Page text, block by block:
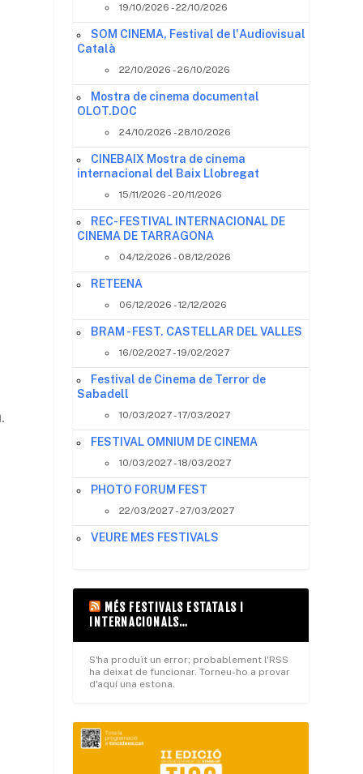
19/10/2026 - 22/10/2026
SOM CINEMA, Festival de l'Audiovisual
Català
22/10/2026 - 26/10/2026
Mostra de cinema documental
OLOT.DOC
24/10/2026 - 28/10/2026
CINEBAIX Mostra de cinema
internacional del Baix Llobregat
15/11/2026 - 20/11/2026
REC- FESTIVAL INTERNACIONAL DE
CINEMA DE TARRAGONA
04/12/2026 - 08/12/2026
RETEENA
06/12/2026 - 12/12/2026
BRAM - FEST. CASTELLAR DEL VALLES
16/02/2027 - 19/02/2027
Festival de Cinema de Terror de
Sabadell
10/03/2027 - 17/03/2027
FESTIVAL OMNIUM DE CINEMA
10/03/2027 - 18/03/2027
PHOTO FORUM FEST
22/03/2027 - 27/03/2027
VEURE MES FESTIVALS
MÉS FESTIVALS ESTATALS I
INTERNACIONALS…
S'ha produït un error; probablement l'RSS
ha deixat de funcionar. Torneu-ho a provar
d'aquí una estona.